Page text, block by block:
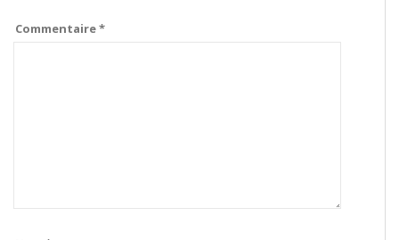
Commentaire*